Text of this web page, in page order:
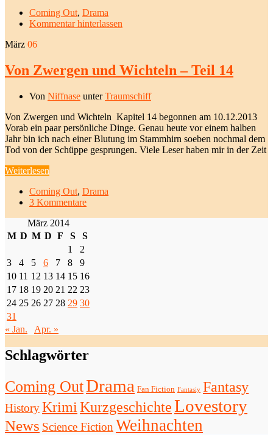
Coming Out, Drama
Kommentar hinterlassen
März 06
Von Zwergen und Wichteln – Teil 14
Von Niffnase unterTraumschiff
Von Zwergen und Wichteln Kapitel 14 begonnen am 10.12.2013
Vorab ein paar persönliche Dinge. Genau heute vor einem halben
Jahr bin ich nach einer Blutung im Stammhirn soeben nochmal dem
Tod von der Schüppe gesprungen. Viele Leser haben mir in der Zeit
Weiterlesen
Coming Out, Drama
3 Kommentare
März 2014
M D M D F S
S
1
2
3
4 5 6 7 8
9
10 11 12 13 14 15 16
17 18 19 20 21 22 23
24 25 26 27 28 29 30
31
« Jan.
Apr. »
Schlagwörter
Coming OutDrama Fan Fiction Fantasiy Fantasy
HistoryKrimi KurzgeschichteLovestory
News Science Fiction Weihnachten